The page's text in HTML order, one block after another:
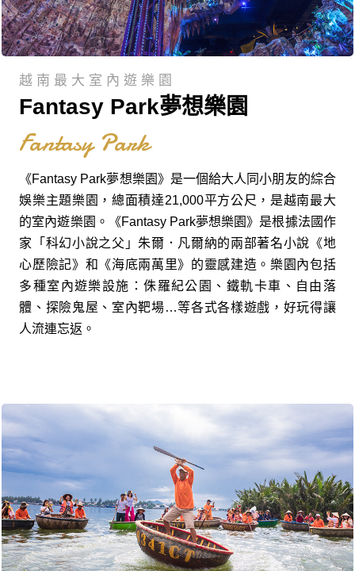
越南最大室內遊樂園
Fantasy Park夢想樂園
Fantasy Park
《Fantasy Park夢想樂園》是一個給大人同小朋友的綜合
娛樂主題樂園，總面積達21,000平方公尺，是越南最大
的室內遊樂園。《Fantasy Park夢想樂園》是根據法國作
家「科幻小說之父」朱爾．凡爾納的兩部著名小說《地
心歷險記》和《海底兩萬里》的靈感建造。樂園內包括
多種室內遊樂設施：侏羅紀公園、鐵軌卡車、自由落
體、探險鬼屋、室內靶場…等各式各樣遊戲，好玩得讓
人流連忘返。